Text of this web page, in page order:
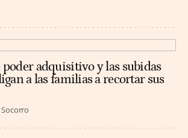
poder adquisitivo y las subidas
a las familias a recortar sus